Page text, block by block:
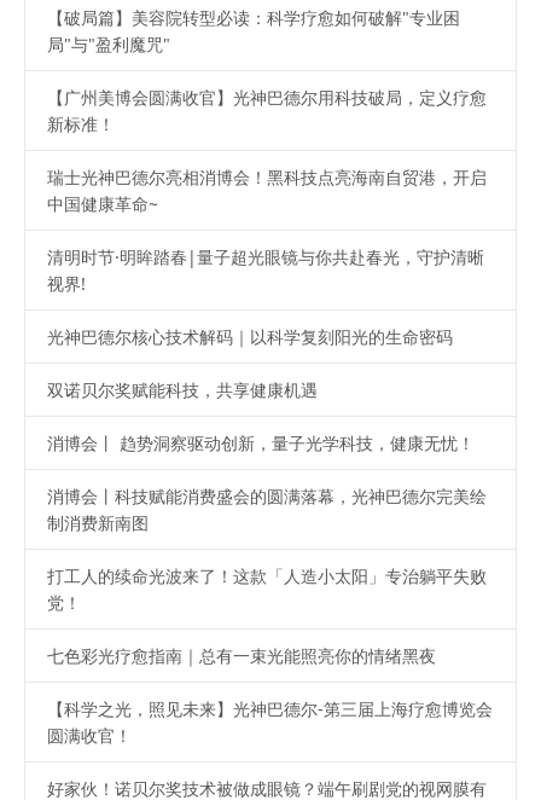
【破局篇】美容院转型必读：科学疗愈如何破解"专业困
局"与"盈利魔咒"
【广州美博会圆满收官】光神巴德尔用科技破局，定义疗愈
新标准！
瑞士光神巴德尔亮相消博会！黑科技点亮海南自贸港，开启
中国健康革命~
清明时节·明眸踏春|量子超光眼镜与你共赴春光，守护清晰
视界!
光神巴德尔核心技术解码｜以科学复刻阳光的生命密码
双诺贝尔奖赋能科技，共享健康机遇
消博会丨 趋势洞察驱动创新，量子光学科技，健康无忧！
消博会丨科技赋能消费盛会的圆满落幕，光神巴德尔完美绘
制消费新南图
打工人的续命光波来了！这款「人造小太阳」专治躺平失败
党！
七色彩光疗愈指南｜总有一束光能照亮你的情绪黑夜
【科学之光，照见未来】光神巴德尔-第三届上海疗愈博览会
圆满收官！
好家伙！诺贝尔奖技术被做成眼镜？端午刷剧党的视网膜有